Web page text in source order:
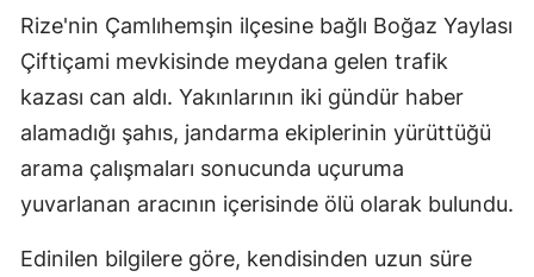
Rize'nin Çamlıhemşin ilçesine bağlı Boğaz Yaylası
Çiftiçami mevkisinde meydana gelen trafik
kazası can aldı. Yakınlarının iki gündür haber
alamadığı şahıs, jandarma ekiplerinin yürüttüğü
arama çalışmaları sonucunda uçuruma
yuvarlanan aracının içerisinde ölü olarak bulundu.
Edinilen bilgilere göre, kendisinden uzun süre